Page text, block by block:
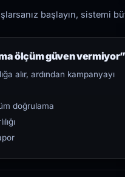
başlayın, sistemi
ölçüm güven
alır, ardından kampanyayı
doğrulama